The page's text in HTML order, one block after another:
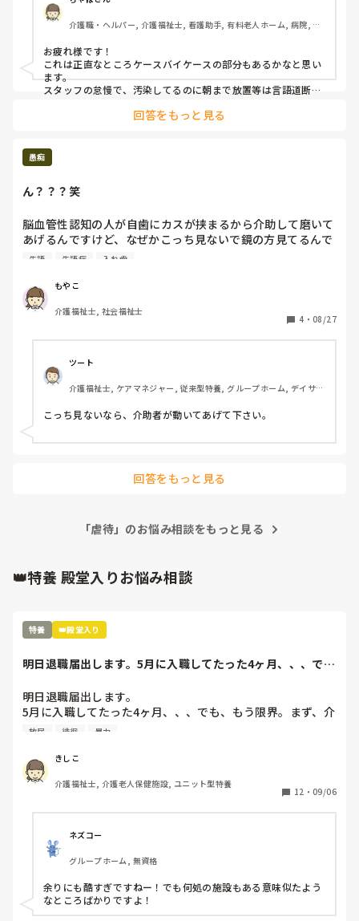
介護職・ヘルパー, 介護福祉士, 看護助手, 有料老人ホーム, 病院, 訪
お疲れ様です！
これは正直なところケースバイケースの部分もあるかなと思い
ます。
スタッフの怠慢で、汚染してるのに朝まで放置等は言語道断で
細なことで目を覚ますような人は
くという判断をすることもあるかなと思います。
回答をもっと見る
愚痴
ん？？？笑
脳血管性認知の人が自歯にカスが挟まるから介助して磨いて
あげるんですけど、なぜかこっち見ないで鏡の方見てるんで
す。
しいんですって伝えてもスルー、顔をこっちに向けてもすぐ
戻るスルー。
何がしたいんでしょうか？？
すよね。でもこっち向かないとカス見れないし私たち歯科医
師でも衛生士でも助手でもないんだけど。
どうしたいの？？笑
脳血管性認知はこだわり強いのとやり方を変えられないのが
デメリットでケアが難しい。増して失語症だし。
失語 失語症 入れ歯
もやこ
介護福祉士, 社会福祉士
4 ・ 08/27
ツート
介護福祉士, ケアマネジャー, 従来型特養, グループホーム, デイサー
こっち見ないなら、介助者が動いてあげて下さい。
回答をもっと見る
「虐待」のお悩み相談をもっと見る
👑特養 殿堂入りお悩み相談
特養 👑殿堂入り
明日退職届出します。5月に入職してたった4ヶ月、、、で
明日退職届出します。
5月に入職してたった4ヶ月、、、でも、もう限界。まず、介
護長がわけわかんない。利用者を怒鳴りつけ、パット交換は
言いなりになり、リーダーで決めたことを覆す、人手が足り
ないのに、キチンと休みは入れ、夜勤はやりたくない
と、、、職員の悪口を言い、ウワサ話しを本気にする、、、
業の用紙を書き換えろと、、、職員のストレスもすごいが、
利用者もこれは精神科？って利用者ばかりを入れる。一晩中
徘徊、放尿、便失禁、暴言、暴力、コール頻回、フラつきが
強く見守りが必要、、、こんな利用者1人じゃみれません。
でも、日中も夜間も1人でみろと、、、なぜ？できないん
だ？と。ハッキリ言って、いつ事故が起きてもおかしくない
状況。そして、体調不良や急変を見つけると、見つけた人か
放尿 徘徊 暴力
きしこ
介護福祉士, 介護老人保健施設, ユニット型特養
12 ・ 09/06
ネズコー
グループホーム, 無資格
余りにも酷すぎですねー！でも何処の施設もある意味似たよう
なところばかりですよ！